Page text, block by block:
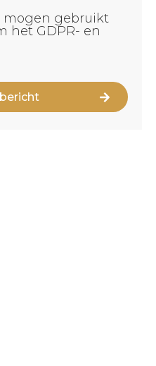
mogen gebruikt
het GDPR- en